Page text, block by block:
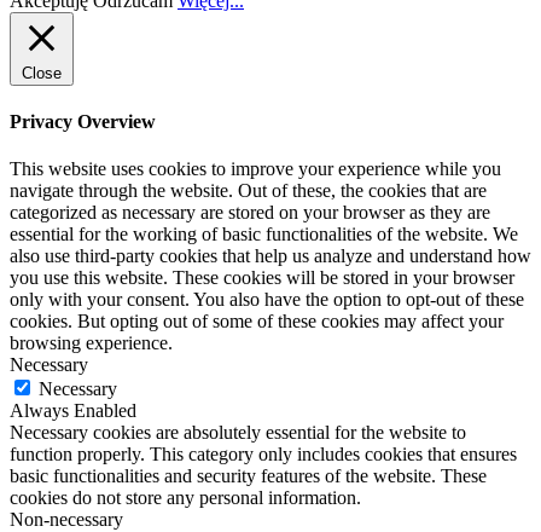
Close
Privacy Overview
This website uses cookies to improve your experience while you
navigate through the website. Out of these, the cookies that are
categorized as necessary are stored on your browser as they are
essential for the working of basic functionalities of the website. We
also use third-party cookies that help us analyze and understand how
you use this website. These cookies will be stored in your browser
only with your consent. You also have the option to opt-out of these
cookies. But opting out of some of these cookies may affect your
browsing experience.
Necessary
Necessary
Always Enabled
Necessary cookies are absolutely essential for the website to
function properly. This category only includes cookies that ensures
basic functionalities and security features of the website. These
cookies do not store any personal information.
Non-necessary